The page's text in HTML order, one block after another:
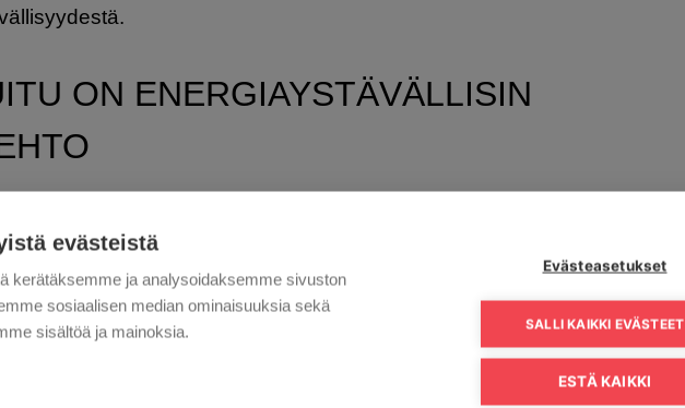
ON ENERGIAYSTÄVÄLLISIN
sähkönkulutus on reilusti yli kaksinkertainen valokuituun
ymmärtää, että kun tiedonsiirron määrä jatkuvasti kasvaa,
evästeistä
kerätäksemme ja analysoidaksemme sivuston
sosiaalisen median ominaisuuksia sekä
sisältöä ja mainoksia.
Evästeasetukset
SALLI KAIKKI EVÄSTEET
ESTÄ KAIKKI